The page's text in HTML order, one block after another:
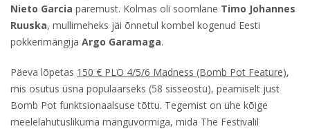
Nieto Garcia paremust. Kolmas oli soomlane Timo Johannes
Ruuska, mullimeheks jäi õnnetul kombel kogenud Eesti
pokkerimängija Argo Garamaga.
Päeva lõpetas 150 € PLO 4/5/6 Madness (Bomb Pot Feature),
mis osutus üsna populaarseks (58 sisseostu), peamiselt just
Bomb Pot funktsionaalsuse tõttu. Tegemist on ühe kõige
meelelahutuslikuma mänguvormiga, mida The Festivalil